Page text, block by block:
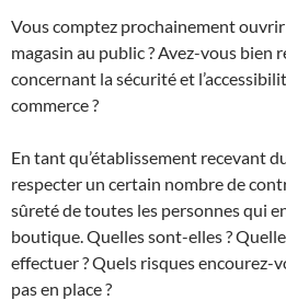
Vous comptez prochainement
magasin au public ? Avez-vous bien
concernant la sécurité et
commerce ?
En tant qu’établissement recevant
respecter un certain nombre de
sûreté de toutes les personnes qui
boutique. Quelles sont-elles ?
effectuer ? Quels risques encourez-
pas en place ?